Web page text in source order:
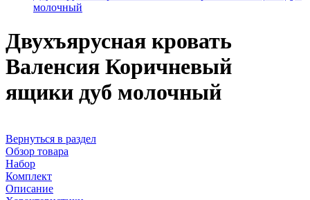
молочный
Двухъярусная кровать
Валенсия Коричневый
ящики дуб молочный
Вернуться в раздел
Обзор товара
Набор
Комплект
Описание